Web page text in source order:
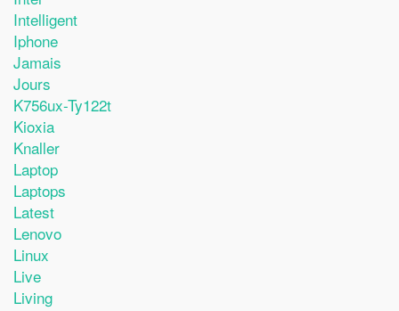
Intelligent
Iphone
Jamais
Jours
K756ux-Ty122t
Kioxia
Knaller
Laptop
Laptops
Latest
Lenovo
Linux
Live
Living